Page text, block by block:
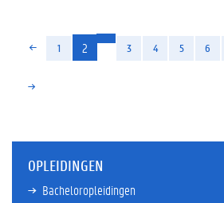
1 2 (huidige)
3 4 5 6
OPLEIDINGEN
Bacheloropleidingen